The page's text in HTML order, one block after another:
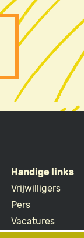
Handige links
Vrijwilligers
Pers
Vacatures